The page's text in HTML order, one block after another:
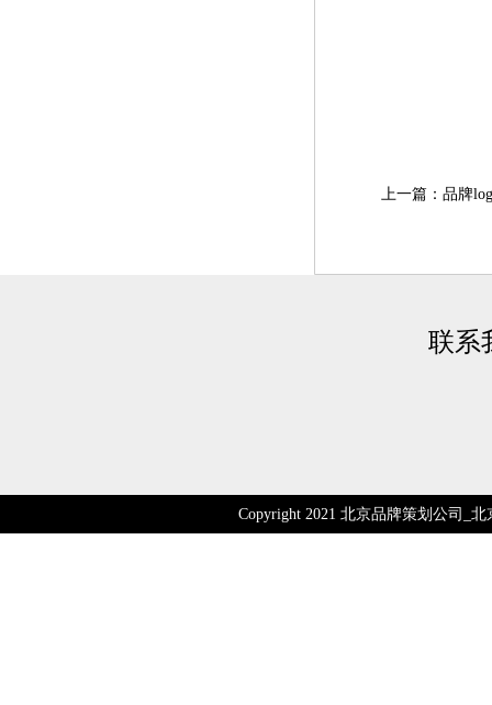
上一篇：品牌
联系
Copyright 2021 北京品牌策划公司_